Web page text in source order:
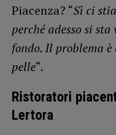
Piacenza? “Sì ci
perché adesso si
fondo. Il problema
pelle“.
Ristoratori
Lertora